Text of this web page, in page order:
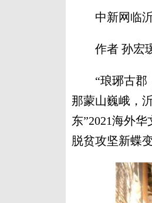
中新网临沂6
作者 孙宏
“琅琊古郡，
那蒙山巍峨，
东”2021海外
脱贫攻坚新蝶变